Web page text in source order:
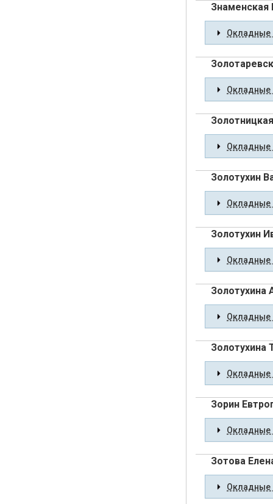
Знаменская
Окладные
Окладные
Окладные
Золотухин
Окладные
Золотухин
Окладные
Золотухина
Окладные
Золотухина
Окладные
Зорин
Окладные
Зотова
Окладные